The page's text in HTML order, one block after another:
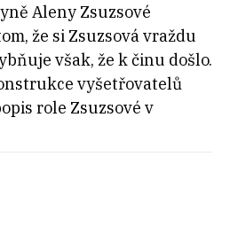
Aleny Zsuzsové
že si Zsuzsová vraždu
však, že k činu došlo.
vyšetřovatelů
role Zsuzsové v